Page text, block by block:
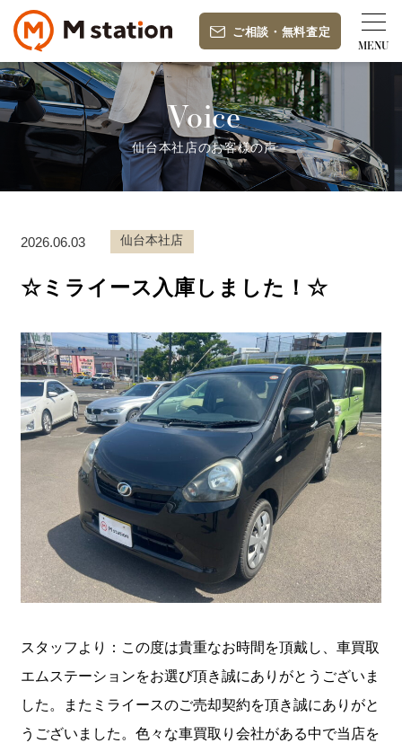
ご相談 ・ 無料査定
Voice
仙台本社店のお客様の声
2026.06.03 仙台本社店
☆ミライース入庫しました！☆
スタッフより：この度は貴重なお時間を頂戴し、車買取
エムステーションをお選び頂き誠にありがとうございま
した。またミライースのご売却契約を頂き誠にありがと
うございました。色々な車買取り会社がある中で当店を